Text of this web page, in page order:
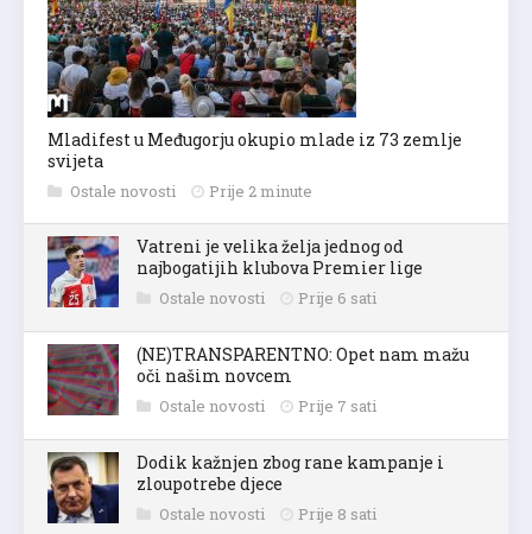
Mladifest u Međugorju okupio mlade iz 73 zemlje
svijeta
Ostale novosti Prije 2 minute
Vatreni je velika želja jednog od
najbogatijih klubova Premier lige
Ostale novosti Prije 6 sati
(NE)TRANSPARENTNO: Opet nam mažu
oči našim novcem
Ostale novosti Prije 7 sati
Dodik kažnjen zbog rane kampanje i
zloupotrebe djece
Ostale novosti Prije 8 sati